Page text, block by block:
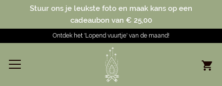
Stuur ons je leukste foto en maak kans op een
cadeaubon van € 25,00
Ontdek het 'Lopend vuurtje' van de maand!